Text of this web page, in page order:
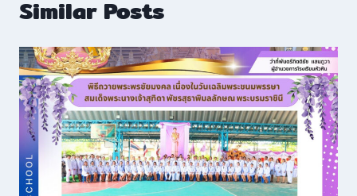
Similar Posts